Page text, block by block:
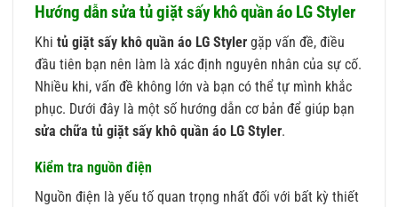
Hướng dẫn sửa tủ giặt sấy khô quần áo LG Styler
Khi tủ giặt sấy khô quần áo LG Styler gặp vấn đề, điều
đầu tiên bạn nên làm là xác định nguyên nhân của sự cố.
Nhiều khi, vấn đề không lớn và bạn có thể tự mình khắc
phục. Dưới đây là một số hướng dẫn cơ bản để giúp bạn
sửa chữa tủ giặt sấy khô quần áo LG Styler.
Kiểm tra nguồn điện
Nguồn điện là yếu tố quan trọng nhất đối với bất kỳ thiết